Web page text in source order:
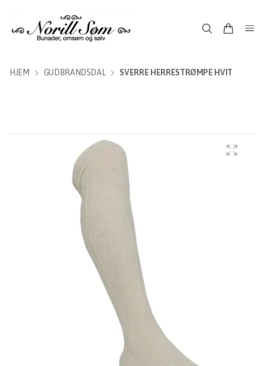
HJEM GUDBRANDSDAL SVERRE HERRESTRØMPE HVIT